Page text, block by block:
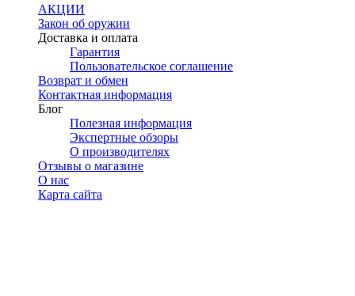
АКЦИИ
Закон об оружии
Доставка и оплата
Гарантия
Пользовательское соглашение
Возврат и обмен
Контактная информация
Блог
Полезная информация
Экспертные обзоры
О производителях
Отзывы о магазине
О нас
Карта сайта